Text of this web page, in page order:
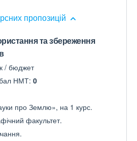
пропозицій
та збереження
/ бюджет
бал НМТ: 0
про Землю», на 1 курс.
факультет.